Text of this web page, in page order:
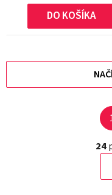
cena:
DO KOŠÍKA
24